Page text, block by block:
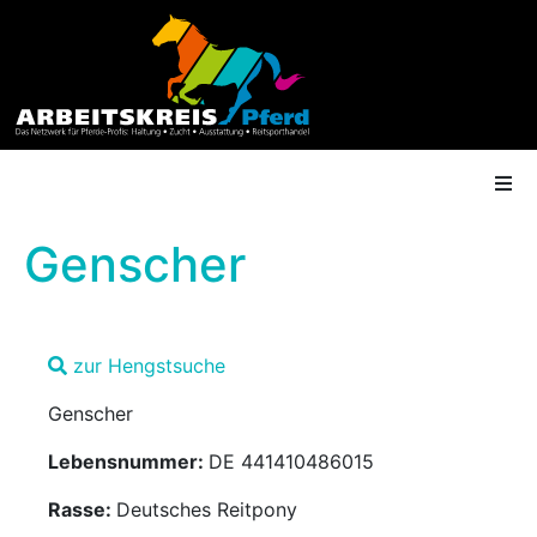
Termine
Gütesiegel
Genscher
zur Hengstsuche
Genscher
Lebensnummer: DE 441410486015
Rasse: Deutsches Reitpony